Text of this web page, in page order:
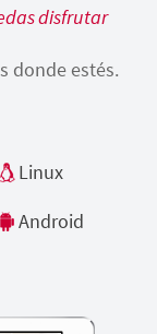
disfrutar
donde estés.
Linux
Android